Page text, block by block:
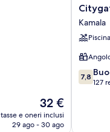
Il
prezzo
attuale
32 €
tasse e oneri inclusi
29 ago - 30 ago
Citygate
Kamala
Resort
and
Kamala
Kamala
Piscina
7.8
su
7,8
127